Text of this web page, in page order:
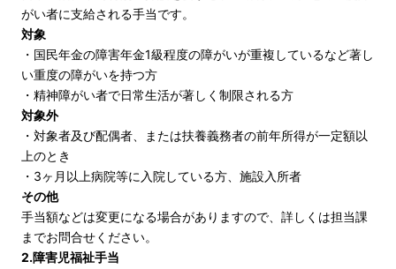
がい者に支給される手当です。
対象
・国民年金の障害年金1級程度の障がいが重複しているなど著し
い重度の障がいを持つ方
・精神障がい者で日常生活が著しく制限される方
対象外
・対象者及び配偶者、または扶養義務者の前年所得が一定額以
上のとき
・3ヶ月以上病院等に入院している方、施設入所者
その他
手当額などは変更になる場合がありますので、詳しくは担当課
までお問合せください。
2.障害児福祉手当